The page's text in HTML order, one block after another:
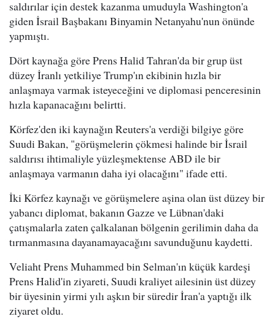
saldırılar için destek kazanma umuduyla Washington'a
giden İsrail Başbakanı Binyamin Netanyahu'nun önünde
yapmıştı.
Dört kaynağa göre Prens Halid Tahran'da bir grup üst
düzey İranlı yetkiliye Trump'ın ekibinin hızla bir
anlaşmaya varmak isteyeceğini ve diplomasi penceresinin
hızla kapanacağını belirtti.
Körfez'den iki kaynağın Reuters'a verdiği bilgiye göre
Suudi Bakan, "görüşmelerin çökmesi halinde bir İsrail
saldırısı ihtimaliyle yüzleşmektense ABD ile bir
anlaşmaya varmanın daha iyi olacağını" ifade etti.
İki Körfez kaynağı ve görüşmelere aşina olan üst düzey bir
yabancı diplomat, bakanın Gazze ve Lübnan'daki
çatışmalarla zaten çalkalanan bölgenin gerilimin daha da
tırmanmasına dayanamayacağını savunduğunu kaydetti.
Veliaht Prens Muhammed bin Selman'ın küçük kardeşi
Prens Halid'in ziyareti, Suudi kraliyet ailesinin üst düzey
bir üyesinin yirmi yılı aşkın bir süredir İran'a yaptığı ilk
ziyaret oldu.